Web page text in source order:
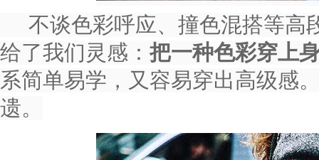
不谈色彩呼应、撞色混搭等高
给了我们灵感：把一种色彩穿上
系简单易学，又容易穿出高级感
遗。